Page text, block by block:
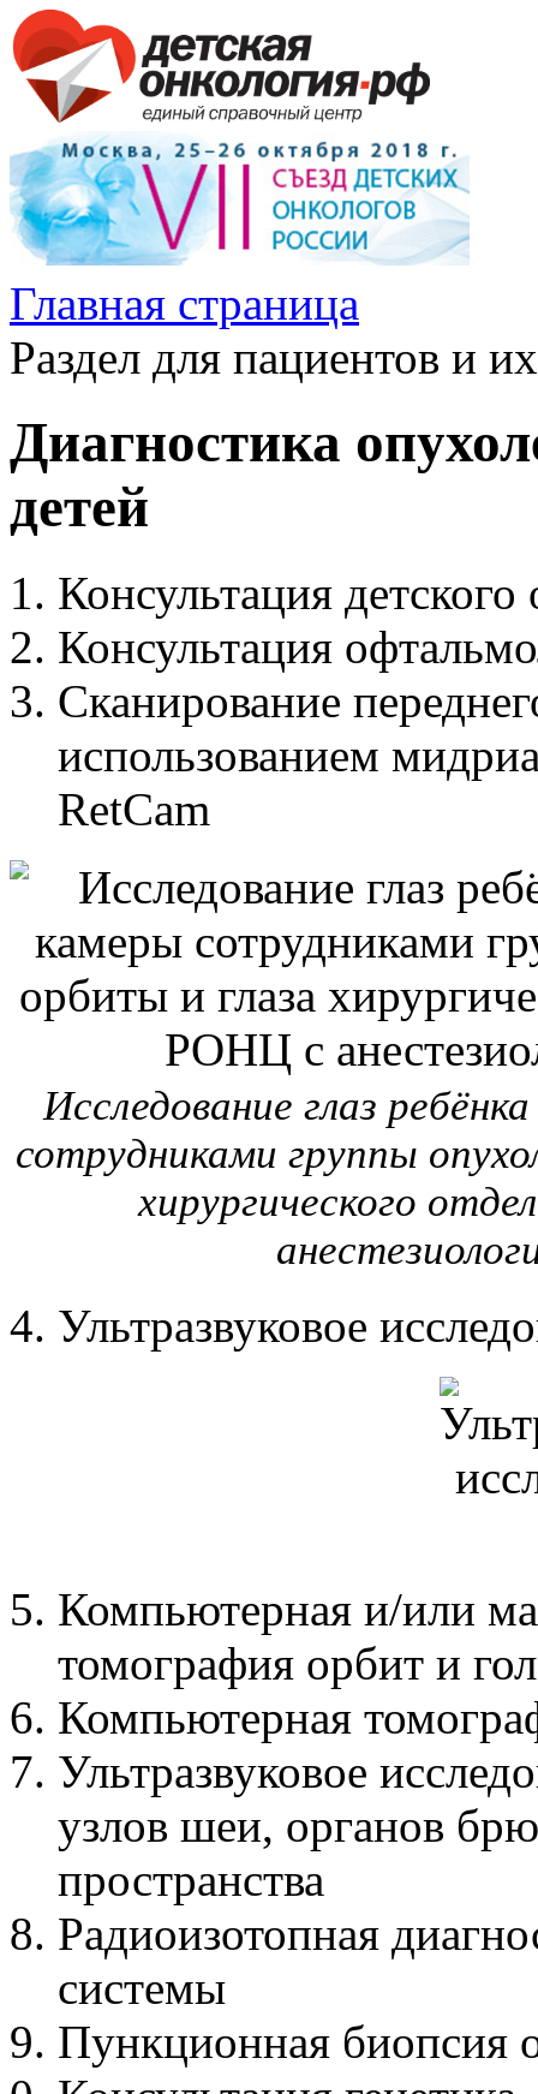
Главная страница
Раздел для пациентов и
Диагностика
детей
Консультация детского
Консультация
Сканирование
использованием
RetCam
Исследование глаз
сотрудниками группы
хирургического
Ультразвуковое
Компьютерная и/или
томография орбит и
Компьютерная
Ультразвуковое
узлов шеи, органов
пространства
Радиоизотопная
системы
Пункционная биопсия